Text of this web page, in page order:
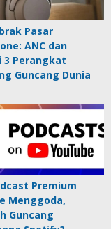
Pasar
ANC dan
3 Perangkat
Guncang Dunia
Premium
Menggoda,
Guncang